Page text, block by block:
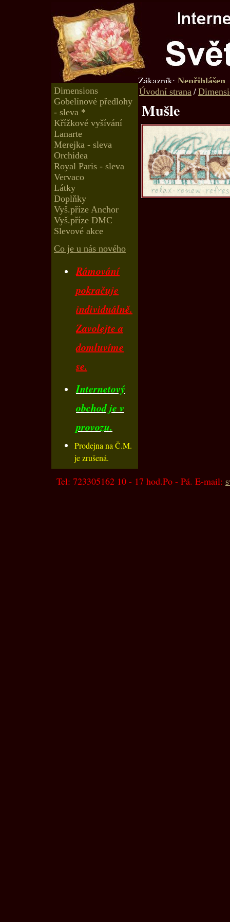
Zákazník: Nepřihlášen
Dimensions
Gobelínové předlohy
- sleva *
Křížkové vyšívání
Lanarte
Merejka - sleva
Orchidea
Royal Paris - sleva
Vervaco
Látky
Doplňky
Vyš.příze Anchor
Vyš.příze DMC
Slevové akce
Co je u nás nového
Rámování
pokračuje
individuálně.
Zavolejte a
domluvíme
se.
Internetový
obchod je v
provozu.
Prodejna na Č.M.
je zrušená.
Úvodní strana /
Mušle
Tel: 723305162 10 - 17 hod.Po - Pá. E-mail: